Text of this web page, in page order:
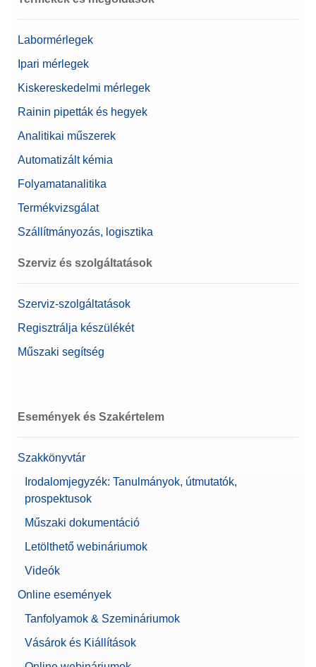
Labormérlegek
Ipari mérlegek
Kiskereskedelmi mérlegek
Rainin pipetták és hegyek
Analitikai műszerek
Automatizált kémia
Folyamatanalitika
Termékvizsgálat
Szállítmányozás, logisztika
Szerviz és szolgáltatások
Szerviz-szolgáltatások
Regisztrálja készülékét
Műszaki segítség
Események és Szakértelem
Szakkönyvtár
Irodalomjegyzék: Tanulmányok, útmutatók,
prospektusok
Műszaki dokumentáció
Letölthető webináriumok
Videók
Online események
Tanfolyamok & Szemináriumok
Vásárok és Kiállítások